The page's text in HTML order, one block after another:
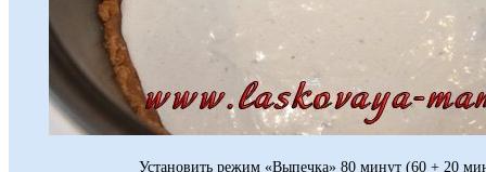
Установить режим «Выпечка» 80 минут (60 + 20